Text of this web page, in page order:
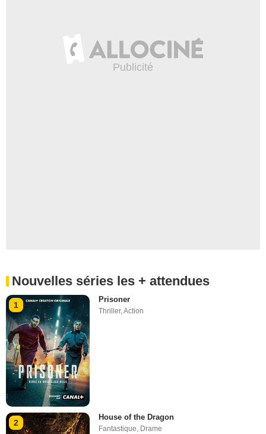
Nouvelles séries les + attendues
1
Prisoner
Thriller,Action
2
House of the Dragon
Fantastique, Drame